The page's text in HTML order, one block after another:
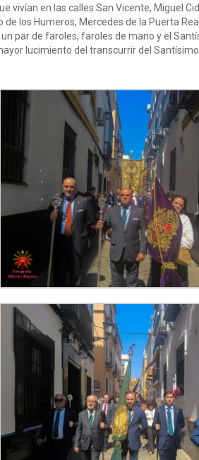
vivían en las calles San Vicente, Miguel
los Humeros, Mercedes de la Puerta
par de faroles, faroles de mano y el
lucimiento del transcurrir del